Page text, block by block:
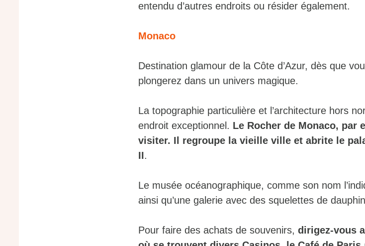
entendu d’autres endroits ou résider également.
Monaco
Destination glamour de la Côte d’Azur, dès que
plongerez dans un univers magique.
La topographie particulière et l’architecture hors
endroit exceptionnel. Le Rocher de Monaco, par
visiter. Il regroupe la vieille ville et abrite le
II.
Le musée océanographique, comme son nom
ainsi qu’une galerie avec des squelettes de
Pour faire des achats de souvenirs, dirigez-vous